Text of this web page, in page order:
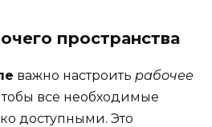
пространства
важно настроить рабочее
все необходимые
доступными. Это